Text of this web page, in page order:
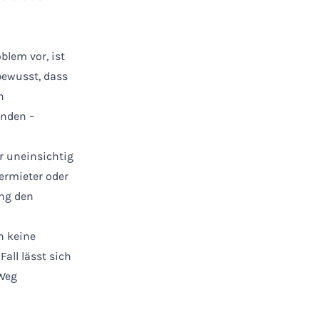
vor, ist
dass
–
uneinsichtig
oder
den
keine
lässt sich